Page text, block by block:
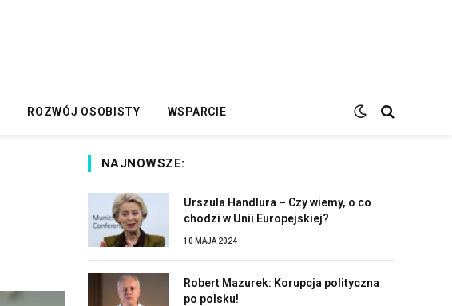
ROZWÓJ OSOBISTY WSPARCIE
NAJNOWSZE:
Urszula Handlura – Czy wiemy, o co
chodzi w Unii Europejskiej?
10 MAJA 2024
Robert Mazurek: Korupcja polityczna
po polsku!